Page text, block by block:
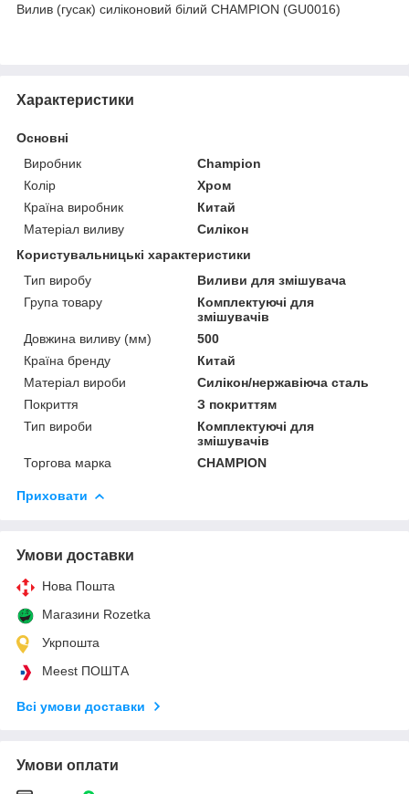
Вилив (гусак) силіконовий білий CHAMPION (GU0016)
Характеристики
Основні
Виробник
Champion
Колір
Хром
Країна виробник
Китай
Матеріал виливу
Силікон
Користувальницькі характеристики
Тип виробу
Виливи для змішувача
Група товару
Комплектуючі для
змішувачів
Довжина виливу (мм)
500
Країна бренду
Китай
Матеріал вироби
Силікон/нержавіюча сталь
Покриття
З покриттям
Тип вироби
Комплектуючі для
змішувачів
Торгова марка
CHAMPION
Приховати
Умови доставки
Нова Пошта
Магазини Rozetka
Укрпошта
Meest ПОШТА
Всі умови доставки
Умови оплати